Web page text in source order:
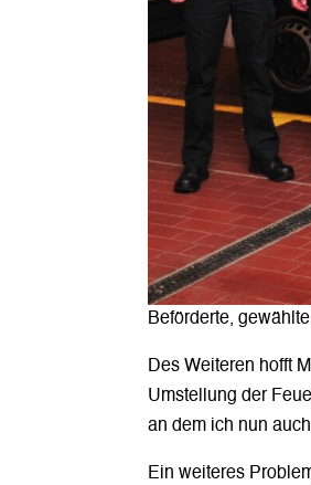
Beförderte,
Des Weiteren hofft
Umstellung der
an dem ich nun
Ein weiteres